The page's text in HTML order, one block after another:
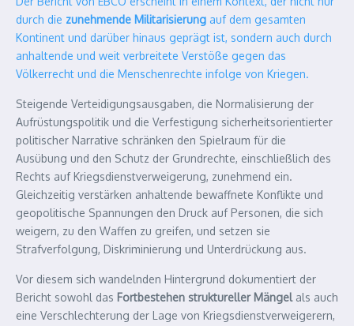
durch die zunehmende Militarisierung auf dem gesamten
Kontinent und darüber hinaus geprägt ist, sondern auch durch
anhaltende und weit verbreitete Verstöße gegen das
Völkerrecht und die Menschenrechte infolge von Kriegen.
Steigende Verteidigungsausgaben, die Normalisierung der
Aufrüstungspolitik und die Verfestigung sicherheitsorientierter
politischer Narrative schränken den Spielraum für die
Ausübung und den Schutz der Grundrechte, einschließlich des
Rechts auf Kriegsdienstverweigerung, zunehmend ein.
Gleichzeitig verstärken anhaltende bewaffnete Konflikte und
geopolitische Spannungen den Druck auf Personen, die sich
weigern, zu den Waffen zu greifen, und setzen sie
Strafverfolgung, Diskriminierung und Unterdrückung aus.
Vor diesem sich wandelnden Hintergrund dokumentiert der
Bericht sowohl das Fortbestehen struktureller Mängelals auch
eine Verschlechterung der Lage von Kriegsdienstverweigerern,